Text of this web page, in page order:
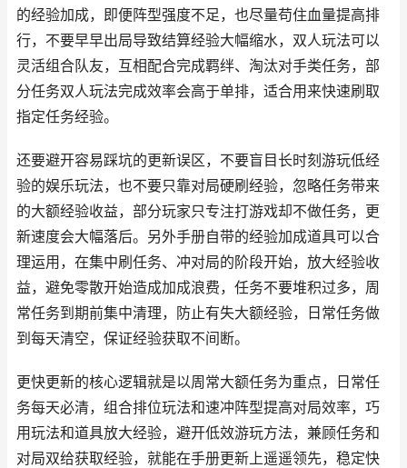
的经验加成，即便阵型强度不足，也尽量苟住血量提高排
行，不要早早出局导致结算经验大幅缩水，双人玩法可以
灵活组合队友，互相配合完成羁绊、淘汰对手类任务，部
分任务双人玩法完成效率会高于单排，适合用来快速刷取
指定任务经验。
还要避开容易踩坑的更新误区，不要盲目长时刻游玩低经
验的娱乐玩法，也不要只靠对局硬刷经验，忽略任务带来
的大额经验收益，部分玩家只专注打游戏却不做任务，更
新速度会大幅落后。另外手册自带的经验加成道具可以合
理运用，在集中刷任务、冲对局的阶段开始，放大经验收
益，避免零散开始造成加成浪费，任务不要堆积过多，周
常任务到期前集中清理，防止有失大额经验，日常任务做
到每天清空，保证经验获取不间断。
更快更新的核心逻辑就是以周常大额任务为重点，日常任
务每天必清，组合排位玩法和速冲阵型提高对局效率，巧
用玩法和道具放大经验，避开低效游玩方法，兼顾任务和
对局双给获取经验，就能在手册更新上遥遥领先，稳定快